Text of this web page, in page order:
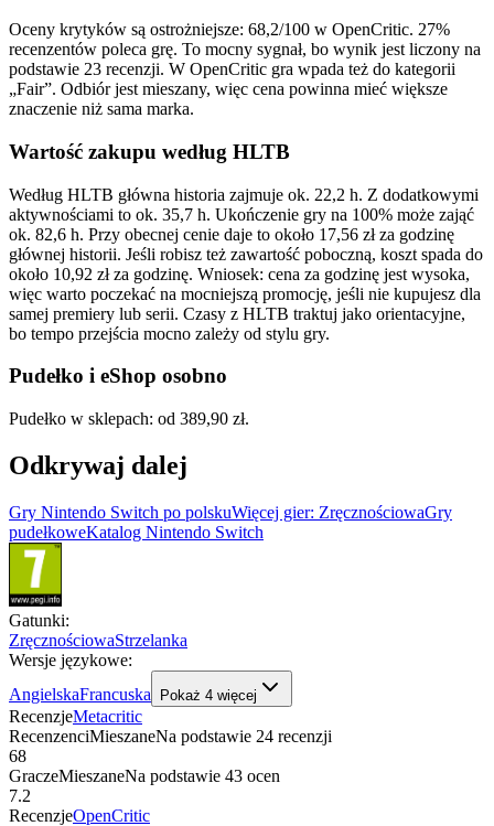
Oceny krytyków są ostrożniejsze: 68,2/100 w OpenCritic. 27%
recenzentów poleca grę. To mocny sygnał, bo wynik jest liczony na
podstawie 23 recenzji. W OpenCritic gra wpada też do kategorii
„Fair”. Odbiór jest mieszany, więc cena powinna mieć większe
znaczenie niż sama marka.
Wartość zakupu według HLTB
Według HLTB główna historia zajmuje ok. 22,2 h. Z dodatkowymi
aktywnościami to ok. 35,7 h. Ukończenie gry na 100% może zająć
ok. 82,6 h. Przy obecnej cenie daje to około 17,56 zł za godzinę
głównej historii. Jeśli robisz też zawartość poboczną, koszt spada do
około 10,92 zł za godzinę. Wniosek: cena za godzinę jest wysoka,
więc warto poczekać na mocniejszą promocję, jeśli nie kupujesz dla
samej premiery lub serii. Czasy z HLTB traktuj jako orientacyjne,
bo tempo przejścia mocno zależy od stylu gry.
Pudełko i eShop osobno
Pudełko w sklepach: od 389,90 zł.
Odkrywaj dalej
Gry Nintendo Switch po polskuWięcej gier: ZręcznościowaGry
pudełkoweKatalog Nintendo Switch
Gatunki:
ZręcznościowaStrzelanka
Wersje językowe:
AngielskaFrancuska Pokaż 4 więcej
RecenzjeMetacritic
RecenzenciMieszaneNa podstawie 24 recenzji
68
GraczeMieszaneNa podstawie 43 ocen
7.2
RecenzjeOpenCritic